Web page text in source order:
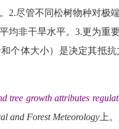
2.尽管不同松树物种对极
均非干旱水平。 3.更为重
个体大小）是决定其抵
tree growth attributes
and Forest Meteorology 上